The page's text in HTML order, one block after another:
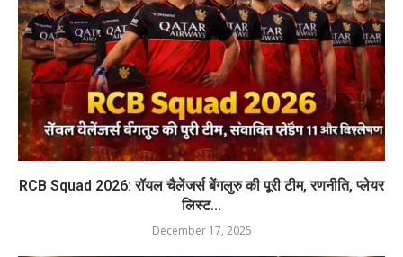
RCB Squad 2026: रॉयल चैलेंजर्स बेंगलुरु की पूरी टीम, रणनीति, प्लेयर
लिस्ट...
December 17, 2025